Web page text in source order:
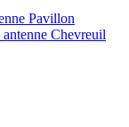
Pavillon
Chevreuil